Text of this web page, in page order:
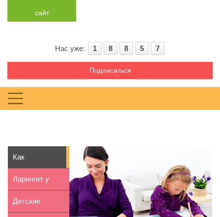
сайт
Нас уже: 1 8 8 5 7
Подписаться
Как
работающим
родителям
Ларингит у
детей:
Детские